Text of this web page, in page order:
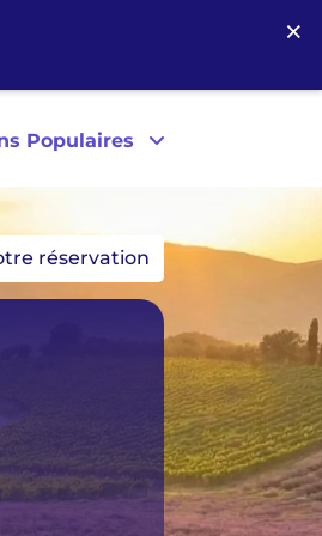
×
Populaires
Zélande
réservation